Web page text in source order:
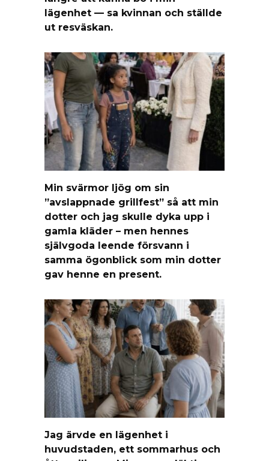
lägenhet — sa kvinnan och ställde
ut resväskan.
Min svärmor ljög om sin
”avslappnade grillfest” så att min
dotter och jag skulle dyka upp i
gamla kläder – men hennes
självgoda leende försvann i
samma ögonblick som min dotter
gav henne en present.
Jag ärvde en lägenhet i
huvudstaden, ett sommarhus och